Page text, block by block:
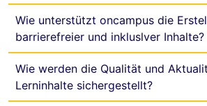
Wie unterstützt oncampus die
barrierefreier und inkluslver Inhalte?
Wie werden die Qualität und
Lerninhalte sichergestellt?